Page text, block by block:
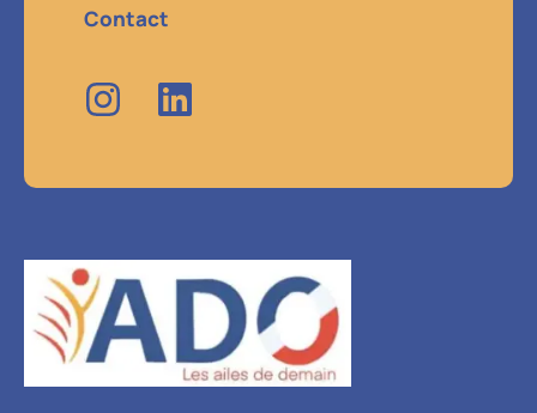
Contact